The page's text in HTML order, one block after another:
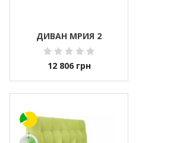
ДИВАН МРИЯ 2
12 806 грн